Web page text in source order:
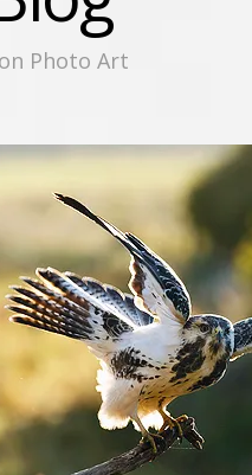
Photo Art